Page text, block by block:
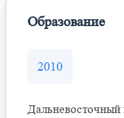
Образование
2010
Дальневосточный